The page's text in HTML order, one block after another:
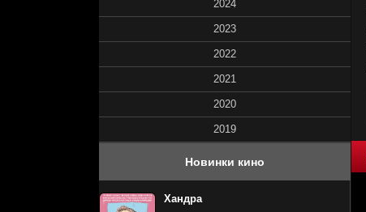
2024
2023
2022
2021
2020
2019
Новинки кино
Хандра